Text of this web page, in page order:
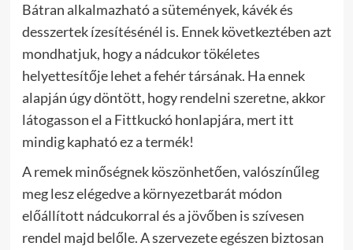
Bátran alkalmazható a sütemények, kávék és
desszertek ízesítésénél is. Ennek következtében azt
mondhatjuk, hogy a nádcukor tökéletes
helyettesítője lehet a fehér társának. Ha ennek
alapján úgy döntött, hogy rendelni szeretne, akkor
látogasson el a Fittkuckó honlapjára, mert itt
mindig kapható ez a termék!
A remek minőségnek köszönhetően, valószínűleg
meg lesz elégedve a környezetbarát módon
előállított nádcukorral és a jövőben is szívesen
rendel majd belőle. A szervezete egészen biztosan